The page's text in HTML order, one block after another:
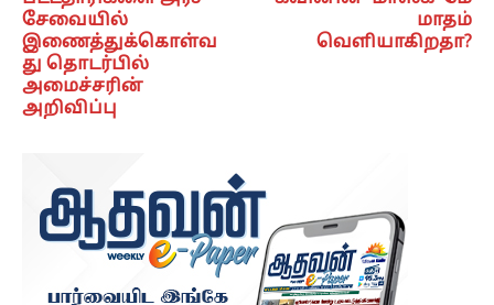
சேவையில்
இணைத்துக்கொள்வ
து தொடர்பில்
அமைச்சரின்
அறிவிப்பு
மாதம்
வெளியாகிறதா?